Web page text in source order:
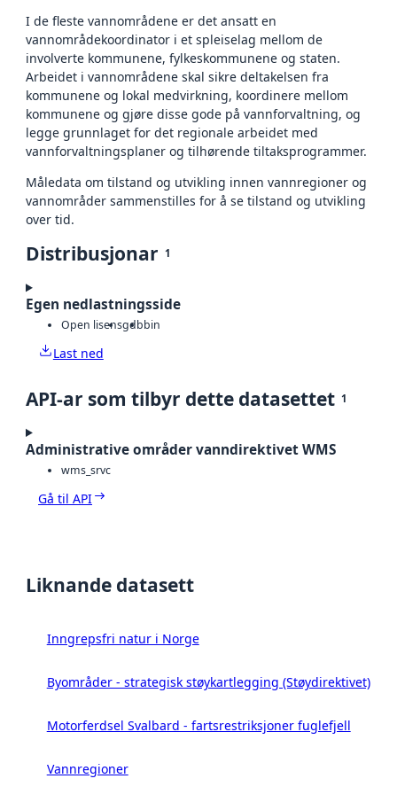
I de fleste vannområdene er det ansatt en
vannområdekoordinator i et spleiselag mellom de
involverte kommunene, fylkeskommunene og staten.
Arbeidet i vannområdene skal sikre deltakelsen fra
kommunene og lokal medvirkning, koordinere mellom
kommunene og gjøre disse gode på vannforvaltning, og
legge grunnlaget for det regionale arbeidet med
vannforvaltningsplaner og tilhørende tiltaksprogrammer.
Måledata om tilstand og utvikling innen vannregioner og
vannområder sammenstilles for å se tilstand og utvikling
over tid.
Distribusjonar 1
Egen nedlastningsside
Open lisensgdbbin
Last ned
API-ar som tilbyr dette datasettet 1
Administrative områder vanndirektivet WMS
wms_srvc
Gå til API
Liknande datasett
Inngrepsfri natur i Norge
Byområder - strategisk støykartlegging (Støydirektivet)
Motorferdsel Svalbard - fartsrestriksjoner fuglefjell
Vannregioner